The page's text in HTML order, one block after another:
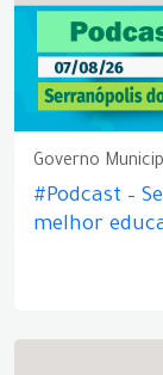
Governo
#Podcast –
melhor